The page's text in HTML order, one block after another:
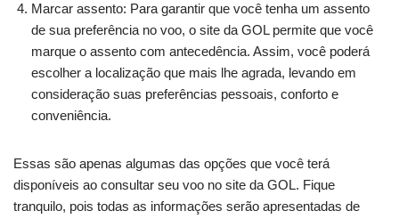
Marcar assento: Para garantir que você tenha um assento
de sua preferência no voo, o site da GOL permite que você
marque o assento com antecedência. Assim, você poderá
escolher a localização que mais lhe agrada, levando em
consideração suas preferências pessoais, conforto e
conveniência.
Essas são apenas algumas das opções que você terá
disponíveis ao consultar seu voo no site da GOL. Fique
tranquilo, pois todas as informações serão apresentadas de